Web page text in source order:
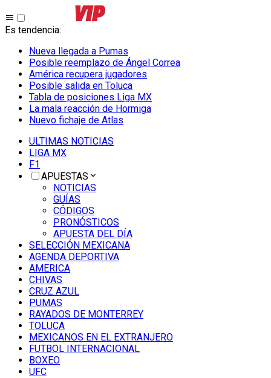
Es tendencia:
Nueva llegada a Pumas
Posible reemplazo de Ángel Correa
América recupera jugadores
Posible salida en Toluca
Tabla de posiciones Liga MX
La mala reacción de Hormiga
Nuevo fichaje de Atlas
ULTIMAS NOTICIAS
LIGA MX
F1
APUESTAS
NOTICIAS
GUÍAS
CÓDIGOS
PRONÓSTICOS
APUESTA DEL DÍA
SELECCIÓN MEXICANA
AGENDA DEPORTIVA
AMERICA
CHIVAS
CRUZ AZUL
PUMAS
RAYADOS DE MONTERREY
TOLUCA
MEXICANOS EN EL EXTRANJERO
FUTBOL INTERNACIONAL
BOXEO
UFC